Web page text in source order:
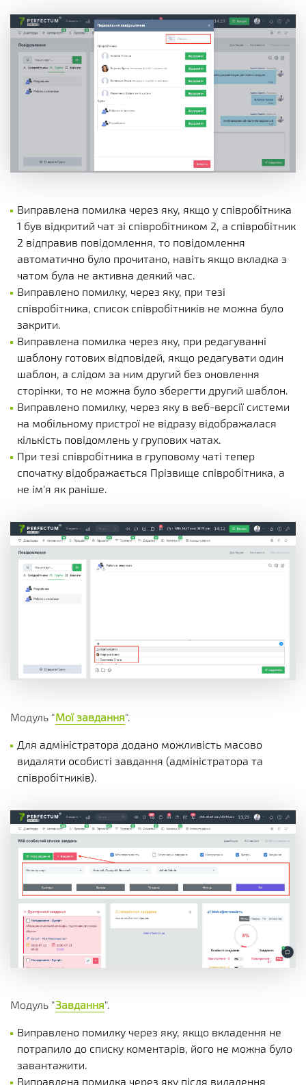
Виправлена помилка через яку, якщо у співробітника
1 був відкритий чат зі співробітником 2, а співробітник
2 відправив повідомлення, то повідомлення
автоматично було прочитано, навіть якщо вкладка з
чатом була не активна деякий час.
Виправлено помилку, через яку, при тезі
співробітника, список співробітників не можна було
закрити.
Виправлена помилка через яку, при редагуванні
шаблону готових відповідей, якщо редагувати один
шаблон, а слідом за ним другий без оновлення
сторінки, то не можна було зберегти другий шаблон.
Виправлено помилку, через яку в веб-версії системи
на мобільному пристрої не відразу відображалася
кількість повідомлень у групових чатах.
При тезі співробітника в груповому чаті тепер
спочатку відображається Прізвище співробітника, а
не ім'я як раніше.
Модуль "Мої завдання".
Для адміністратора додано можливість масово
видаляти особисті завдання (адміністратора та
співробітників).
Модуль "Завдання".
Виправлено помилку через яку, якщо вкладення не
потрапило до списку коментарів, його не можна було
завантажити.
Виправлена помилка через яку після видалення